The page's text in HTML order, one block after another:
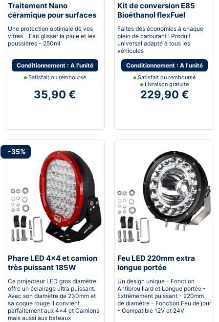
Traitement Nano
céramique pour surfaces
vitrées
Une protection optimale de vos
vitres - Fait glisser la pluie et les
poussières - 250ml
Conditionnement : A l'unité
Satisfait ou remboursé
35,90 €
Kit de conversion E85
Bioéthanol flexFuel
converter
Faites des économies à chaque
plein de carburant ! Produit
universel adapté à tous les
véhicules
Conditionnement : A l'unité
Satisfait ou remboursé
Livraison gratuite
229,90 €
-35%
Phare LED 4x4 et camion
très puissant 185W
230mm 12v - 24v avec
cerclage rouge
Ce projecteur LED gros diamètre
offre un éclairage ultra puissant.
Avec son diamètre de 230mm et
sa coque rouge il convient
parfaitement aux 4x4 et Camions
mais aussi aux bateaux
Feu LED 220mm extra
longue portée
antibrouillard camion SUV
4x4 Bateau
Un design unique - Fonction
Antibrouillard et Longue portée -
Extrêmement puissant - 220mm
de diamètre - Fonction Feu de jour
- Compatible 12V et 24V